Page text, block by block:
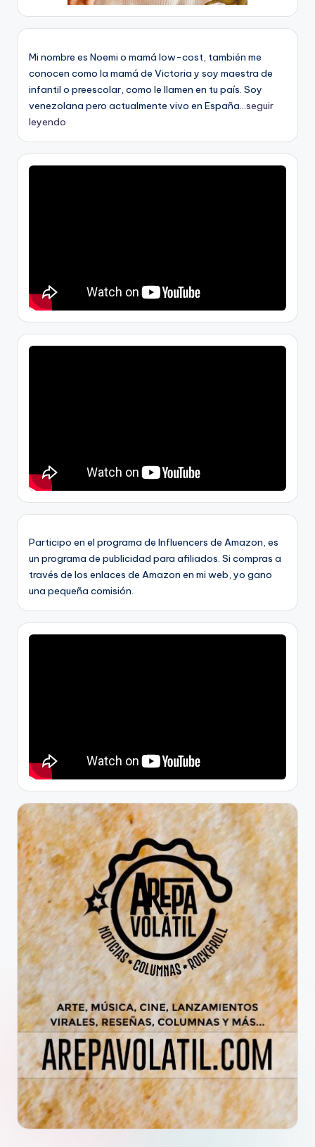
Mi nombre es Noemi o mamá low-cost, también me
conocen como la mamá de Victoria y soy maestra de
infantil o preescolar, como le llamen en tu país. Soy
venezolana pero actualmente vivo en España...seguir
leyendo
Participo en el programa de Influencers de Amazon, es
un programa de publicidad para afiliados. Si compras a
través de los enlaces de Amazon en mi web, yo gano
una pequeña comisión.